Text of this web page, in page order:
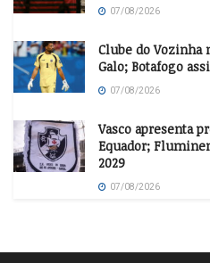
07/08/2026
Clube do Vozinha
Galo; Botafogo
07/08/2026
Vasco apresenta
Equador;
2029
07/08/2026